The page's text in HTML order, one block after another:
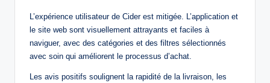
L’expérience utilisateur de Cider est mitigée. L’application et
le site web sont visuellement attrayants et faciles à
naviguer, avec des catégories et des filtres sélectionnés
avec soin qui améliorent le processus d’achat.
Les avis positifs soulignent la rapidité de la livraison, les